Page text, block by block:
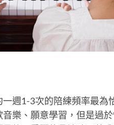
週1-3次的陪練頻率最為
樂、願意學習，但是過